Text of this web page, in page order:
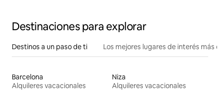
Destinaciones para explorar
Destinos a un paso de ti Los mejores lugares de interés más
Barcelona
Alquileres vacacionales
Niza
Alquileres vacacionales